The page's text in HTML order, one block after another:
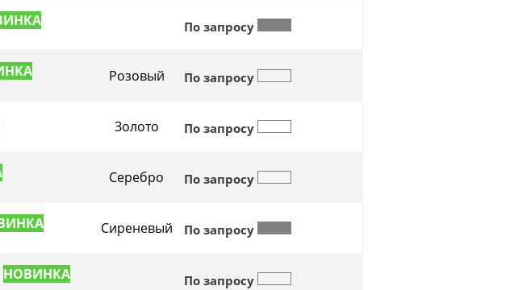
По запросу
Розовый По запросу
Золото По запросу
Серебро По запросу
Сиреневый По запросу
По запросу